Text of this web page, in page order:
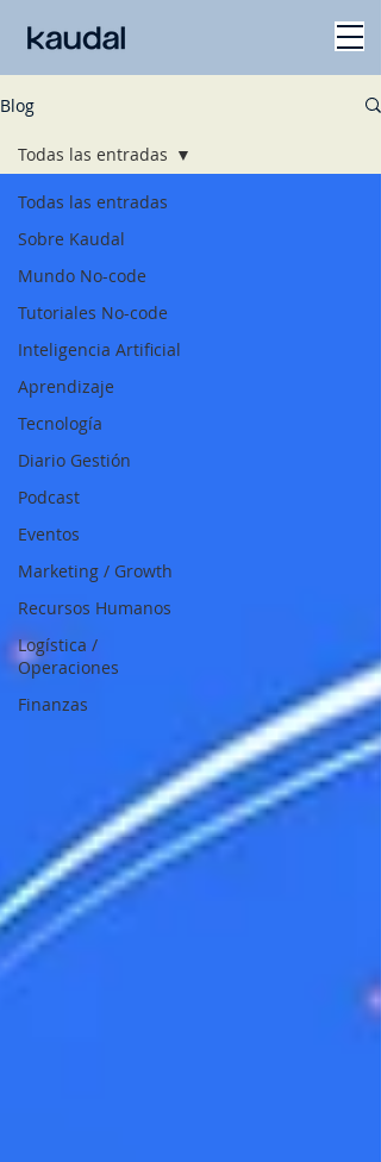
Blog
Todas las entradas
Sobre Kaudal
Mundo No-code
Tutoriales No-code
Inteligencia Artificial
Aprendizaje
Tecnología
Diario Gestión
Podcast
Eventos
Marketing / Growth
Recursos Humanos
Logística /
Operaciones
Finanzas
Todas las entradas